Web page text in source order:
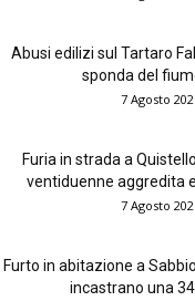
Abusi edilizi sul Tartaro
sponda del
7 Agosto
Furia in strada a
ventiduenne aggredita e
7 Agosto
Furto in abitazione a
incastrano una